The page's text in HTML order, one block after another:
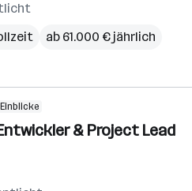
ab 61.000 € jährlich
Einblicke
& Project Lead